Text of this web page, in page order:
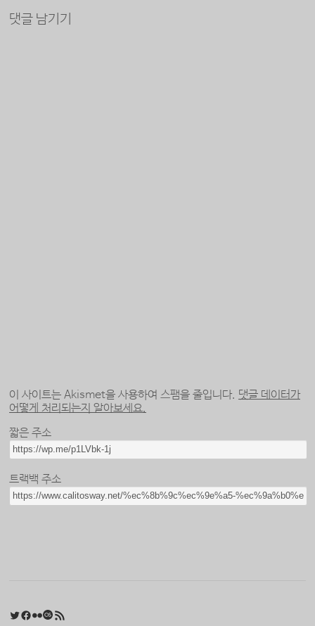
댓글 남기기
이 사이트는 Akismet을 사용하여 스팸을 줄입니다. 댓글 데이터가
어떻게 처리되는지 알아보세요.
짧은 주소
트랙백 주소
Twitter
Facebook
FlickrLast.fm